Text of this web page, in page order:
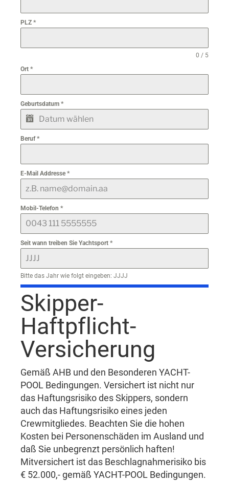
PLZ *
0 / 5
Ort *
Geburtsdatum *
Beruf*
E-Mail Addresse*
Mobil-Telefon *
Seit wann treiben Sie Yachtsport *
Bitte das Jahr wie folgt eingeben: JJJJ
Skipper-
Haftpflicht-
Versicherung
Gemäß AHB und den Besonderen YACHT-
POOL Bedingungen. Versichert ist nicht nur
das Haftungsrisiko des Skippers, sondern
auch das Haftungsrisiko eines jeden
Crewmitgliedes. Beachten Sie die hohen
Kosten bei Personenschäden im Ausland und
daß Sie unbegrenzt persönlich haften!
Mitversichert ist das Beschlagnahmerisiko bis
€ 52.000,- gemäß YACHT-POOL Bedingungen.